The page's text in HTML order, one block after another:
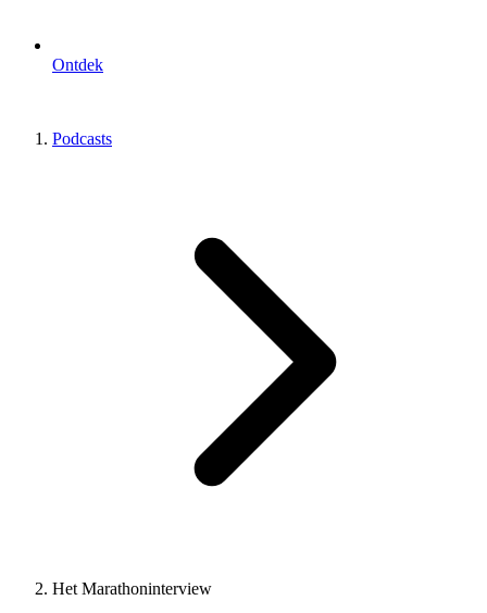
Ontdek
Podcasts
Het Marathoninterview